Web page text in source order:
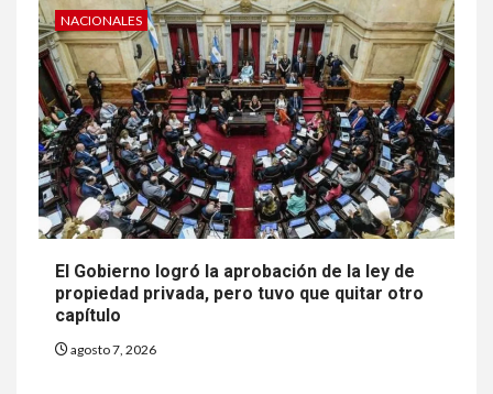
NACIONALES
El Gobierno logró la aprobación de la ley de
propiedad privada, pero tuvo que quitar otro
capítulo
agosto 7, 2026